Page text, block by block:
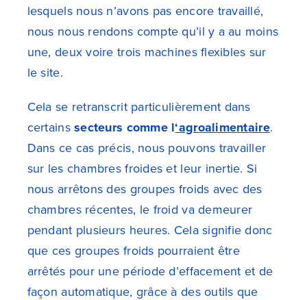
lesquels nous n’avons pas encore travaillé,
nous nous rendons compte qu’il y a au moins
une, deux voire trois machines flexibles sur
le site.
Cela se retranscrit particulièrement dans
certainssecteurs comme l‘agroalimentaire.
Dans ce cas précis, nous pouvons travailler
sur les chambres froides et leur inertie. Si
nous arrêtons des groupes froids avec des
chambres récentes, le froid va demeurer
pendant plusieurs heures. Cela signifie donc
que ces groupes froids pourraient être
arrêtés pour une période d’effacement et de
façon automatique, grâce à des outils que